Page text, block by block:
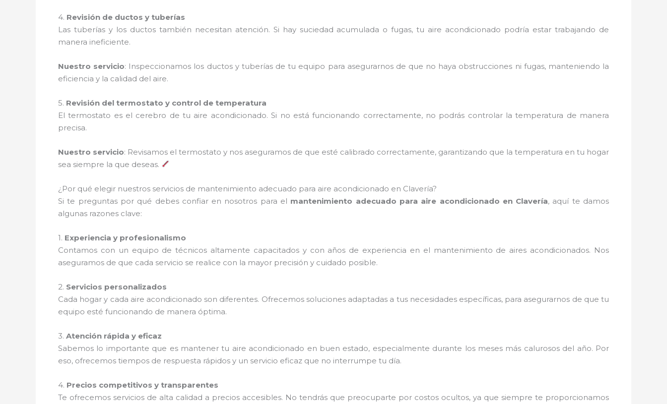
4. Revisión de ductos y tuberías
Las tuberías y los ductos también necesitan atención. Si hay suciedad acumulada o fugas, tu aire acondicionado podría estar trabajando de
manera ineficiente.
Nuestro servicio: Inspeccionamos los ductos y tuberías de tu equipo para asegurarnos de que no haya obstrucciones ni fugas, manteniendo la
eficiencia y la calidad del aire.
5. Revisión del termostato y control de temperatura
El termostato es el cerebro de tu aire acondicionado. Si no está funcionando correctamente, no podrás controlar la temperatura de manera
precisa.
Nuestro servicio: Revisamos el termostato y nos aseguramos de que esté calibrado correctamente, garantizando que la temperatura en tu hogar
sea siempre la que deseas.
¿Por qué elegir nuestros servicios de mantenimiento adecuado para aire acondicionado en Clavería?
Si te preguntas por qué debes confiar en nosotros para el mantenimiento adecuado para aire acondicionado en Clavería, aquí te damos
algunas razones clave:
1. Experiencia y profesionalismo
Contamos con un equipo de técnicos altamente capacitados y con años de experiencia en el mantenimiento de aires acondicionados. Nos
aseguramos de que cada servicio se realice con la mayor precisión y cuidado posible.
2. Servicios personalizados
Cada hogar y cada aire acondicionado son diferentes. Ofrecemos soluciones adaptadas a tus necesidades específicas, para asegurarnos de que tu
equipo esté funcionando de manera óptima.
3. Atención rápida y eficaz
Sabemos lo importante que es mantener tu aire acondicionado en buen estado, especialmente durante los meses más calurosos del año. Por
eso, ofrecemos tiempos de respuesta rápidos y un servicio eficaz que no interrumpe tu día.
4. Precios competitivos y transparentes
Te ofrecemos servicios de alta calidad a precios accesibles. No tendrás que preocuparte por costos ocultos, ya que siempre te proporcionamos